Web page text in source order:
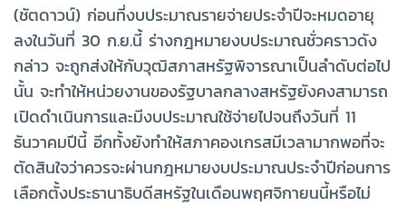
(ชัตดาวน์) ก่อนที่งบประมาณรายจ่ายประจำปีจะหมดอายุ
ลงในวันที่ 30 ก.ย.นี้ ร่างกฎหมายงบประมาณชั่วคราวดัง
กล่าว จะถูกส่งให้กับวุฒิสภาสหรัฐพิจารณาเป็นลำดับต่อไป
นั้น จะทำให้หน่วยงานของรัฐบาลกลางสหรัฐยังคงสามารถ
เปิดดำเนินการและมีงบประมาณใช้จ่ายไปจนถึงวันที่ 11
ธันวาคมปีนี้ อีกทั้งยังทำให้สภาคองเกรสมีเวลามากพอที่จะ
ตัดสินใจว่าควรจะผ่านกฎหมายงบประมาณประจำปีก่อนการ
เลือกตั้งประธานาธิบดีสหรัฐในเดือนพฤศจิกายนนี้หรือไม่